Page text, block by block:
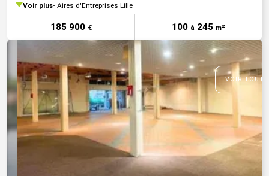
Voir plus Aires d'Entreprises Lille
185 900 € 100 à 245 m²
VOIR